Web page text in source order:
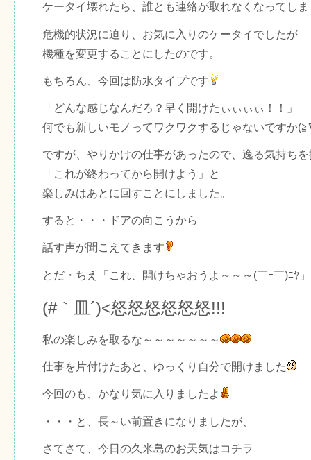
ケータイ壊れたら、誰とも連絡が取れなくなってしま
危機的状況に迫り、お気に入りのケータイでしたが
機種を変更することにしたのです。
もちろん、今回は防水タイプです
「どんな感じなんだろ？早く開けたぃぃぃぃ！！」
何でも新しいモノってワクワクするじゃないですか
ですが、やりかけの仕事があったので、逸る気持ち
「これが終わってから開けよう」と
楽しみはあとに回すことにしました。
すると・・・ドアの向こうから
話す声が聞こえてきます
とだ・ちえ「これ、開けちゃおうよ～～～(￣ｰ￣)ﾆﾔ」
(#｀皿´)<怒怒怒怒怒怒!!!
私の楽しみを取るな～～～～～～～
仕事を片付けたあと、ゆっくり自分で開けました
今回のも、かなり気に入りましたよ
・・・と、長～い前置きになりましたが、
さてさて、今日の久米島のお天気はコチラ